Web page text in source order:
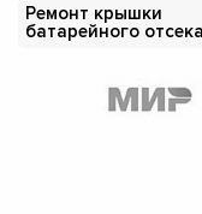
Ремонт крышки
батарейного отсека